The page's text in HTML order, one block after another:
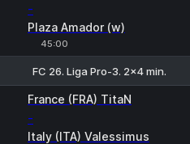
-
Plaza Amador (w)
45:00
FC 26. Liga Pro-3. 2x4 min.
France (FRA) TitaN
-
Italy (ITA) Valessimus